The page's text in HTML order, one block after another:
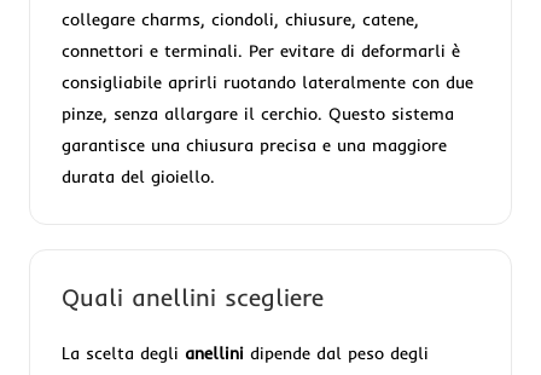
collegare charms, ciondoli, chiusure, catene,
connettori e terminali. Per evitare di deformarli è
consigliabile aprirli ruotando lateralmente con due
pinze, senza allargare il cerchio. Questo sistema
garantisce una chiusura precisa e una maggiore
durata del gioiello.
Quali anellini scegliere
La scelta degli anellini dipende dal peso degli